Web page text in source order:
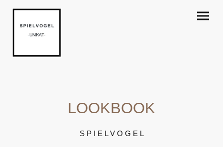
LOOKBOOK
S P I E L V O G E L